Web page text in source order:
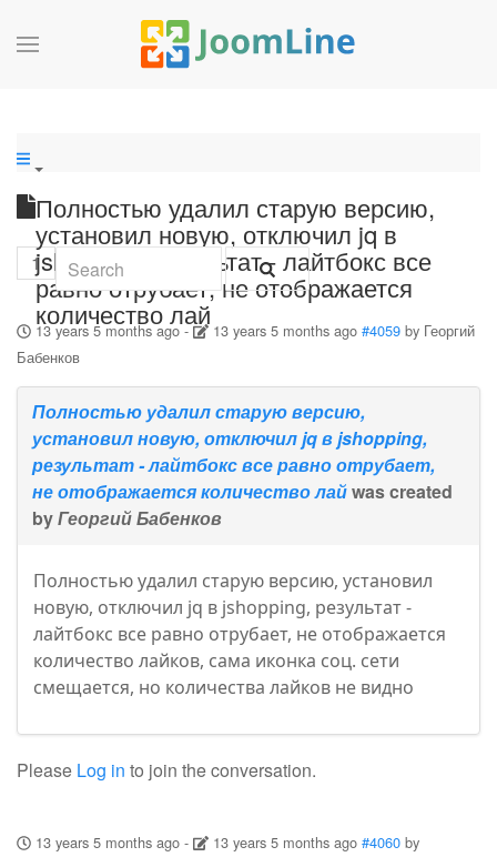
Полностью удалил старую версию,
установил новую, отключил jq в
jshopping, результат - лайтбокс все
равно отрубает, не отображается
количество лай
1
13 years 5 months ago- 13 years 5 months ago #4059 by Георгий
Бабенков
Полностью удалил старую версию,
установил новую, отключил jq в jshopping,
результат - лайтбокс все равно отрубает,
не отображается количество лайwas created
byГеоргий Бабенков
Полностью удалил старую версию, установил
новую, отключил jq в jshopping, результат -
лайтбокс все равно отрубает, не отображается
количество лайков, сама иконка соц. сети
смещается, но количества лайков не видно
Please Log in to join the conversation.
13 years 5 months ago- 13 years 5 months ago #4060 by